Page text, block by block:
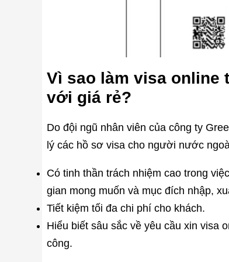
Vì sao làm visa online
với giá rẻ?
Do đội ngũ nhân viên của công ty
lý các hồ sơ visa cho người nước
Có tinh thần trách nhiệm cao trong
gian mong muốn và mục đích nhập,
Tiết kiệm tối đa chi phí cho khách.
Hiểu biết sâu sắc về yêu cầu xin visa
công.